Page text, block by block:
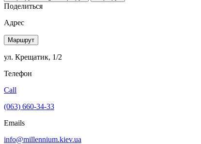
Поделиться
Адрес
Маршрут
ул. Крещатик, 1/2
Телефон
Call
(063) 660-34-33
Emails
info@millennium.kiev.ua